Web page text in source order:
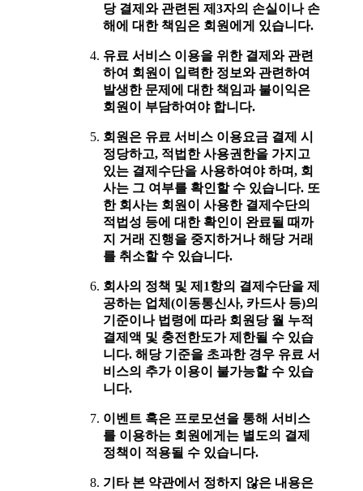
당 결제와 관련된 제3자의 손실이나 손
해에 대한 책임은 회원에게 있습니다.
유료 서비스 이용을 위한 결제와 관련
하여 회원이 입력한 정보와 관련하여
발생한 문제에 대한 책임과 불이익은
회원이 부담하여야 합니다.
회원은 유료 서비스 이용요금 결제 시
정당하고, 적법한 사용권한을 가지고
있는 결제수단을 사용하여야 하며, 회
사는 그 여부를 확인할 수 있습니다. 또
한 회사는 회원이 사용한 결제수단의
적법성 등에 대한 확인이 완료될 때까
지 거래 진행을 중지하거나 해당 거래
를 취소할 수 있습니다.
회사의 정책 및 제1항의 결제수단을 제
공하는 업체(이동통신사, 카드사 등)의
기준이나 법령에 따라 회원당 월 누적
결제액 및 충전한도가 제한될 수 있습
니다. 해당 기준을 초과한 경우 유료 서
비스의 추가 이용이 불가능할 수 있습
니다.
이벤트 혹은 프로모션을 통해 서비스
를 이용하는 회원에게는 별도의 결제
정책이 적용될 수 있습니다.
기타 본 약관에서 정하지 않은 내용은